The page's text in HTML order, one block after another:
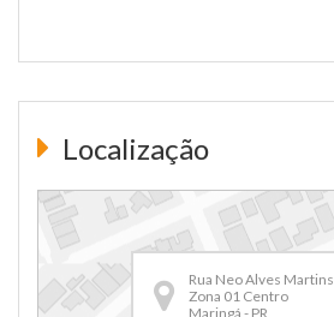
Localização
Rua Neo Alves Martins
Zona 01 Centro
Maringá - PR